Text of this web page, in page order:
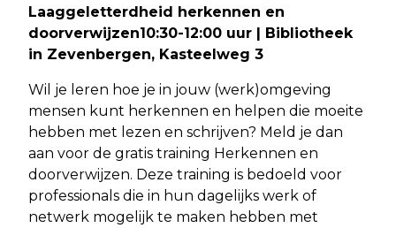
Laaggeletterdheid herkennen en
doorverwijzen10:30-12:00 uur | Bibliotheek
in Zevenbergen, Kasteelweg 3
Wil je leren hoe je in jouw (werk)omgeving
mensen kunt herkennen en helpen die moeite
hebben met lezen en schrijven? Meld je dan
aan voor de gratis training Herkennen en
doorverwijzen. Deze training is bedoeld voor
professionals die in hun dagelijks werk of
netwerk mogelijk te maken hebben met